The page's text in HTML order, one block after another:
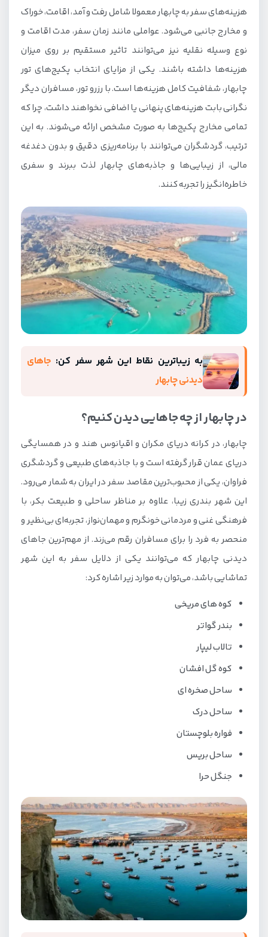
هزینه‌های سفر به چابهار معمولا شامل رفت و آمد، اقامت، خوراک
و مخارج جانبی می‌شود. عواملی مانند زمان سفر، مدت اقامت و
نوع وسیله نقلیه نیز می‌توانند تاثیر مستقیم بر روی میزان
هزینه‌ها داشته باشند. یکی از مزایای انتخاب پکیج‌های تور
چابهار، شفافیت کامل هزینه‌ها است. با رزرو تور، مسافران دیگر
نگرانی بابت هزینه‌های پنهانی یا اضافی نخواهند داشت، چرا که
تمامی مخارج پکیج‌ها به صورت مشخص ارائه می‌شوند. به این
ترتیب، گردشگران می‌توانند با برنامه‌ریزی دقیق و بدون دغدغه
مالی، از زیبایی‌ها و جاذبه‌های چابهار لذت ببرند و سفری
خاطره‌انگیز را تجربه کنند.
به زیباترین نقاط این شهر سفر کن: جاهای
دیدنی چابهار
در چابهار از چه جاهایی دیدن کنیم؟
چابهار، در کرانه دریای مکران و اقیانوس هند و در همسایگی
دریای عمان قرار گرفته است و با جاذبه‌های طبیعی و گردشگری
فراوان، یکی از محبوب‌ترین مقاصد سفر در ایران به شمار می‌رود.
این شهر بندری زیبا، علاوه بر مناظر ساحلی و طبیعت بکر، با
فرهنگی غنی و مردمانی خونگرم و مهمان‌نواز، تجربه‌ای بی‌نظیر و
منحصر به فرد را برای مسافران رقم می‌زند. از مهم‌ترین جاهای
دیدنی چابهار که می‌توانند یکی از دلایل سفر به این شهر
تماشایی باشد، می‌توان به موارد زیر اشاره کرد:
کوه های مریخی
بندر گواتر
تالاب لیپار
کوه گل افشان
ساحل صخره ای
ساحل درک
فواره بلوچستان
ساحل بریس
جنگل حرا